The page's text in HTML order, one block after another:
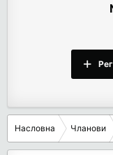
Насловна Чланови